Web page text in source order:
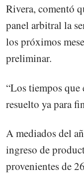
Rivera, comentó
panel arbitral la
los próximos
preliminar.
“Los tiempos que
resuelto ya para
A mediados del
ingreso de
provenientes de